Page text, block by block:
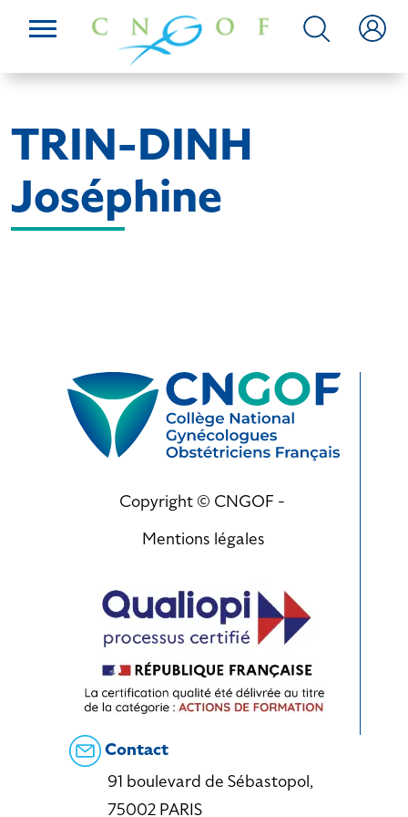
TRIN-DINH
Joséphine
Copyright © CNGOF -
Mentions légales
Contact
91 boulevard de Sébastopol,
75002 PARIS